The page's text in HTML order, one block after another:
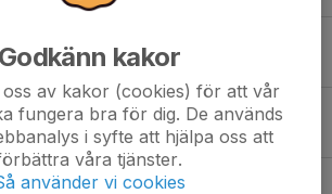
cupen 2018
Godkänn kakor
av kakor (cookies) för att vår
fungera bra för dig. De används
i syfte att hjälpa oss att
våra tjänster.
använder vi cookies